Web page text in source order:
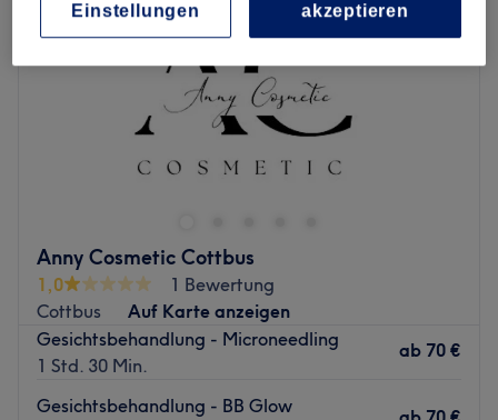
Anny Cosmetic Cottbus
1,0
1 Bewertung
Cottbus
Auf Karte anzeigen
Gesichtsbehandlung - Microneedling
1 Std. 30 Min.
ab 70 €
Gesichtsbehandlung - BB Glow
Einstellungen akzeptieren